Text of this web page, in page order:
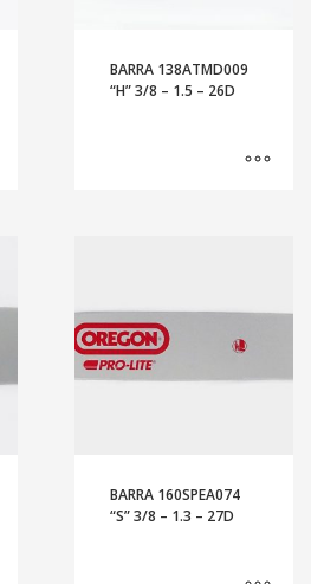
BARRA 138ATMD009
“H” 3/8 – 1.5 – 26D
BARRA 160SPEA074
“S” 3/8 – 1.3 – 27D